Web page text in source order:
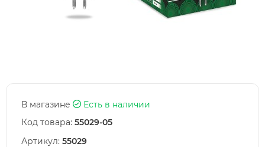
В магазине
Есть в наличии
Код товара: 55029-05
Артикул: 55029